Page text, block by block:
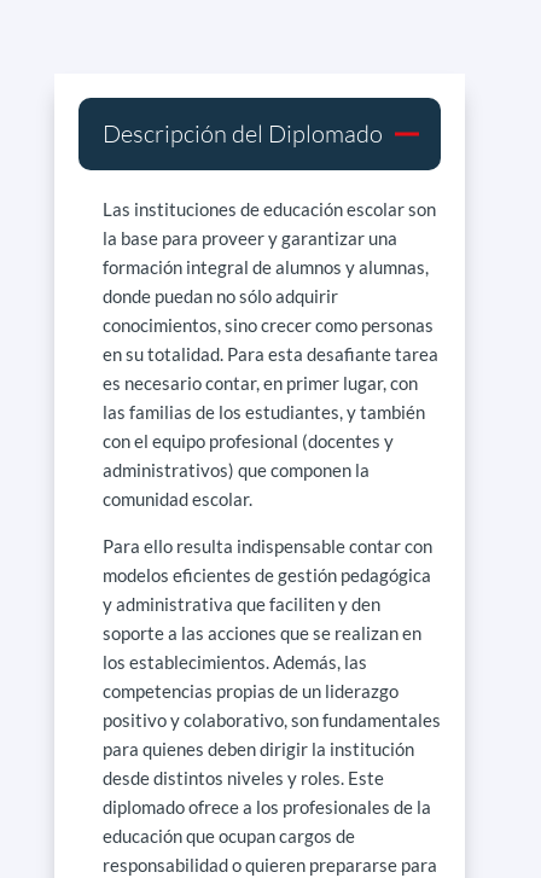
Descripción del Diplomado
Las instituciones de educación escolar son
la base para proveer y garantizar una
formación integral de alumnos y alumnas,
donde puedan no sólo adquirir
conocimientos, sino crecer como personas
en su totalidad. Para esta desafiante tarea
es necesario contar, en primer lugar, con
las familias de los estudiantes, y también
con el equipo profesional (docentes y
administrativos) que componen la
comunidad escolar.
Para ello resulta indispensable contar con
modelos eficientes de gestión pedagógica
y administrativa que faciliten y den
soporte a las acciones que se realizan en
los establecimientos. Además, las
competencias propias de un liderazgo
positivo y colaborativo, son fundamentales
para quienes deben dirigir la institución
desde distintos niveles y roles. Este
diplomado ofrece a los profesionales de la
educación que ocupan cargos de
responsabilidad o quieren prepararse para